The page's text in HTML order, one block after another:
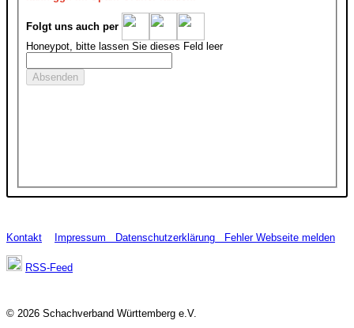
Folgt uns auch per
Honeypot, bitte lassen Sie dieses Feld leer
Kontakt Impressum Datenschutzerklärung Fehler Webseite melden
RSS-Feed
© 2026 Schachverband Württemberg e.V.